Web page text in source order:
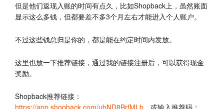
但是他们返现入账的时间有点久，比如Shopback上，虽然账面
显示这么多钱，但都要差不多3个月左右才能进入个人账户。
不过这些钱总归是你的，都是能在约定时间内发放。
这里也放一下推荐链接，通过我的链接注册后，可以获得现金
奖励。
Shopback推荐链接：